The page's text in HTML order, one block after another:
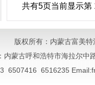
共有5页当前显示第
版权所有：内蒙古富美
内蒙古呼和浩特市海拉尔
6507416 6516235